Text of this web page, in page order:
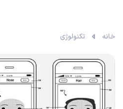
خانه تکنولوژی